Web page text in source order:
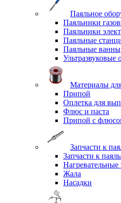
Паяльное
Паяльники
Паяльники
Паяльные
Паяльные ванны
Материалы
Припой
Оплетка для
Флюс и паста
Припой с
Запчасти к
Запчасти к
Жала
Насадки